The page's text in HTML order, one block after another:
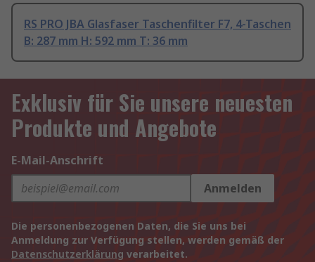
RS PRO JBA Glasfaser Taschenfilter F7, 4-Taschen
B: 287 mm H: 592 mm T: 36 mm
Exklusiv für Sie unsere neuesten
Produkte und Angebote
E-Mail-Anschrift
Anmelden
Die personenbezogenen Daten, die Sie uns bei
Anmeldung zur Verfügung stellen, werden gemäß der
Datenschutzerklärung verarbeitet.